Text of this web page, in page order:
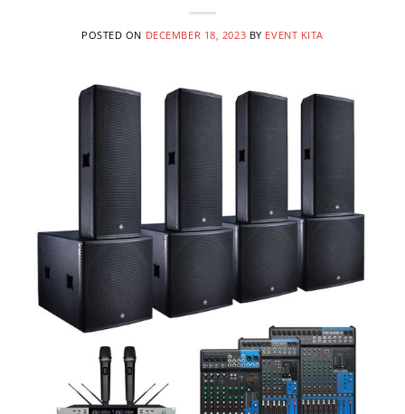
POSTED ON DECEMBER 18, 2023 BY EVENT KITA